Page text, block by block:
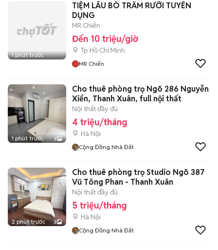
1 phút trước
TIỆM LẨU BÒ TRĂM RƯỠI TUYỂN
DỤNG
MR Chiến
Đến 10 triệu/giờ
Tp Hồ Chí Minh
MR Chiến
1 phút trước 3
Cho thuê phòng trọ Ngõ 286 Nguyễn
Xiển, Thanh Xuân, full nội thất
Nội thất đầy đủ
4 triệu/tháng
Hà Nội
Cộng Đồng Nhà Đất
2 phút trước 3
Cho thuê phòng trọ Studio Ngõ 387
Vũ Tông Phan - Thanh Xuân
Nội thất đầy đủ
5 triệu/tháng
Hà Nội
Cộng Đồng Nhà Đất